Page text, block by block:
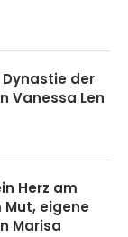
Dynastie der
Vanessa Len
Herz am
eigene
Marisa